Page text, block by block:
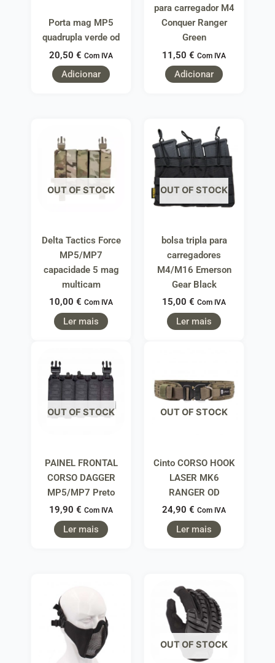
Porta mag MP5
quadrupla verde od
20,50 € Com IVA
Adicionar
para carregador M4
Conquer Ranger
Green
11,50 € Com IVA
Adicionar
OUT OF STOCK
Delta Tactics Force
MP5/MP7
capacidade 5 mag
multicam
10,00 € Com IVA
Ler mais
OUT OF STOCK
bolsa tripla para
carregadores
M4/M16 Emerson
Gear Black
15,00 € Com IVA
Ler mais
OUT OF STOCK
PAINEL FRONTAL
CORSO DAGGER
MP5/MP7 Preto
19,90 € Com IVA
Ler mais
OUT OF STOCK
Cinto CORSO HOOK
LASER MK6
RANGER OD
24,90 € Com IVA
Ler mais
OUT OF STOCK